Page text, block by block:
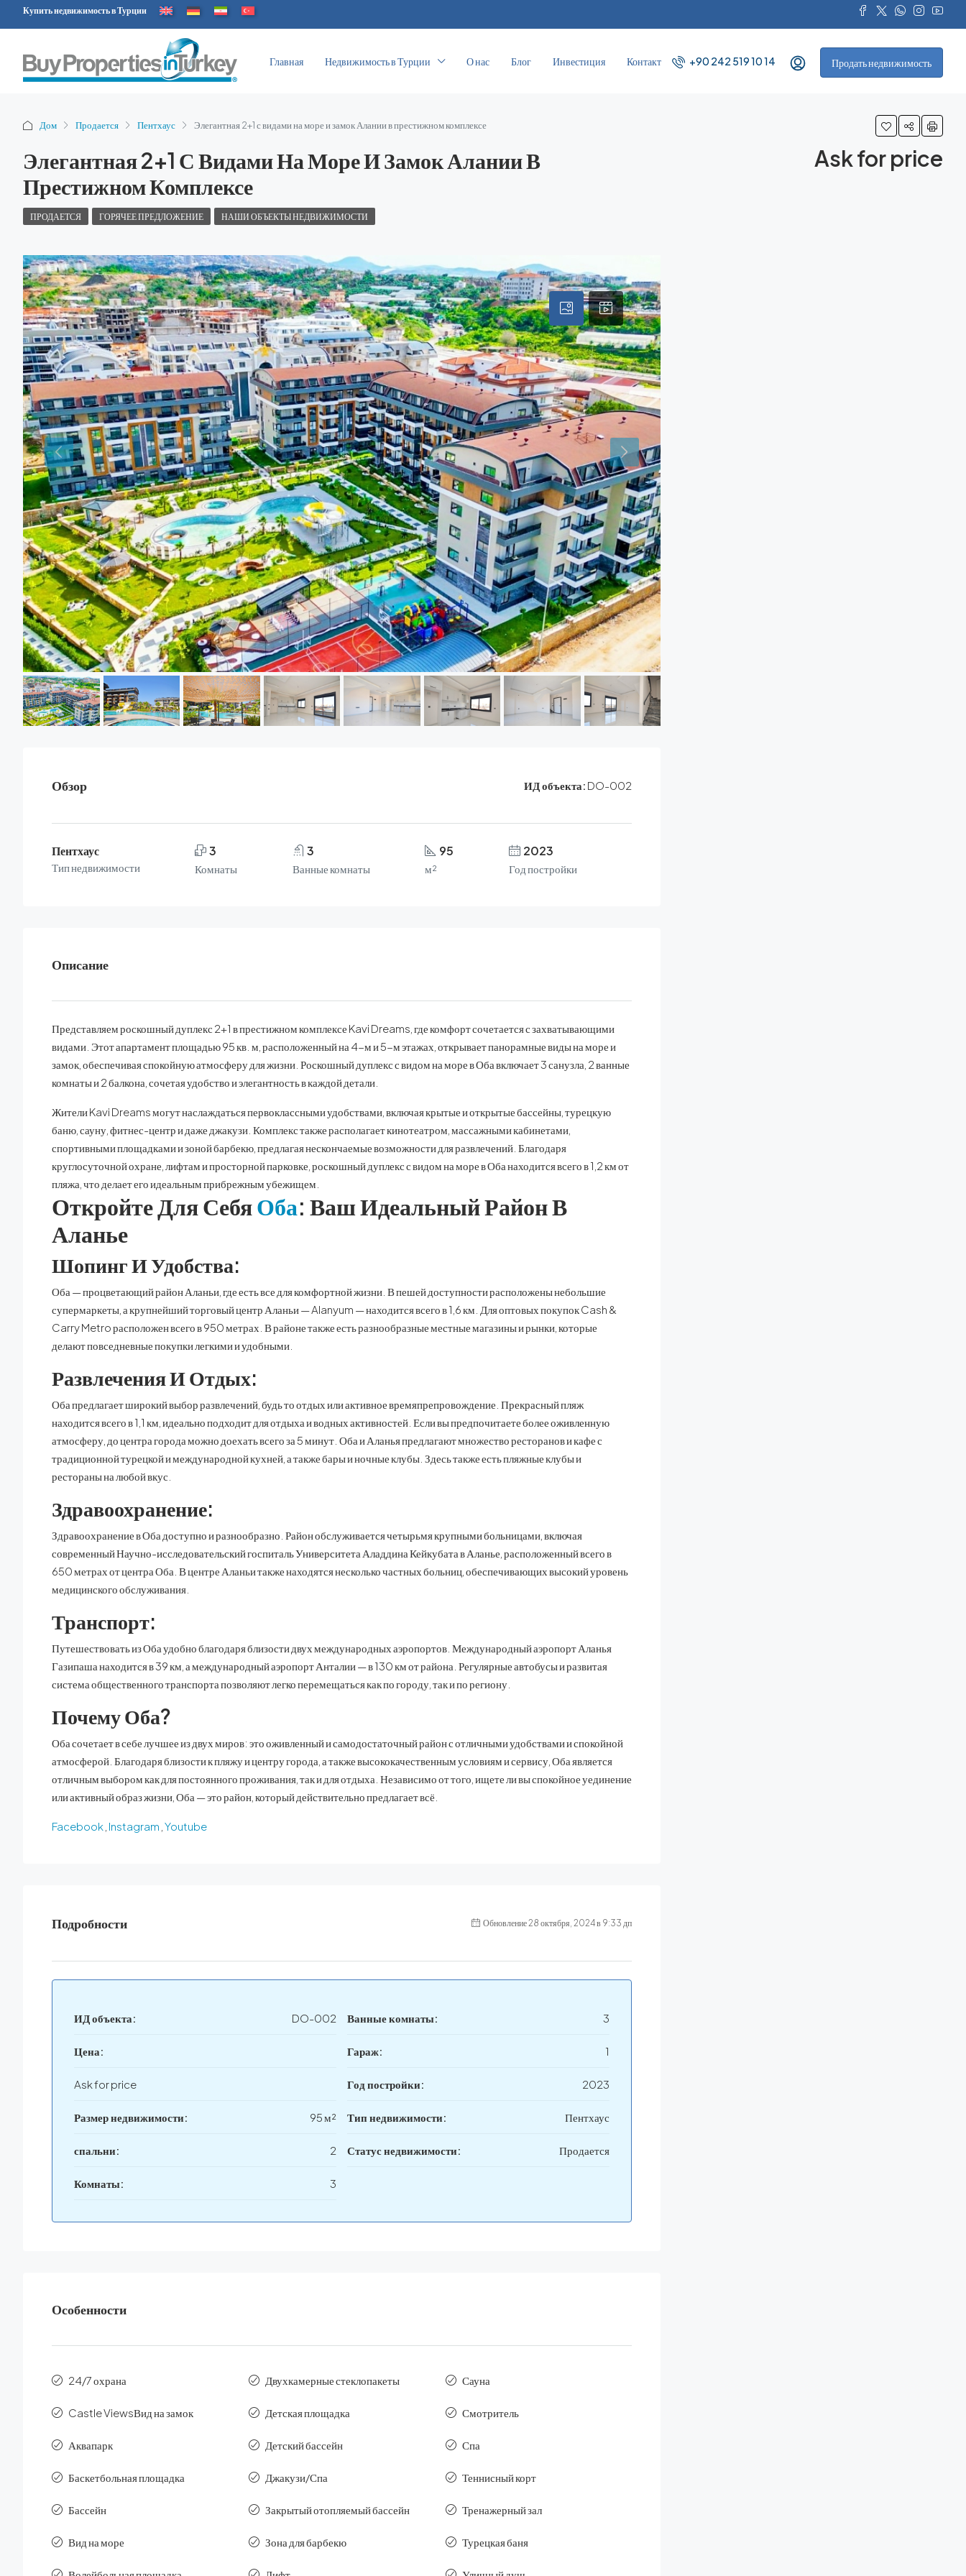
Купить недвижимость в Турции
Главная Недвижимость в Турции О нас Блог Инвестиция Контакт +90 242 519 10 14 Продать недвижимость
Дом Продается Пентхаус Элегантная 2+1 с видами на море и замок Алании в престижном комплексе
Элегантная 2+1 С Видами На Море И Замок Алании В
Престижном Комплексе
Ask for price
ПРОДАЕТСЯ ГОРЯЧЕЕ ПРЕДЛОЖЕНИЕ НАШИ ОБЪЕКТЫ НЕДВИЖИМОСТИ
Обзор ИД объекта: DO-002
Пентхаус
Тип недвижимости
3
Комнаты
3
Ванные комнаты
95
м²
2023
Год постройки
Описание
Представляем роскошный дуплекс 2+1 в престижном комплексе Kavi Dreams, где комфорт сочетается с захватывающими
видами. Этот апартамент площадью 95 кв. м, расположенный на 4-м и 5-м этажах, открывает панорамные виды на море и
замок, обеспечивая спокойную атмосферу для жизни. Роскошный дуплекс с видом на море в Оба включает 3 санузла, 2 ванные
комнаты и 2 балкона, сочетая удобство и элегантность в каждой детали.
Жители Kavi Dreams могут наслаждаться первоклассными удобствами, включая крытые и открытые бассейны, турецкую
баню, сауну, фитнес-центр и даже джакузи. Комплекс также располагает кинотеатром, массажными кабинетами,
спортивными площадками и зоной барбекю, предлагая нескончаемые возможности для развлечений. Благодаря
круглосуточной охране, лифтам и просторной парковке, роскошный дуплекс с видом на море в Оба находится всего в 1,2 км от
пляжа, что делает его идеальным прибрежным убежищем.
Откройте Для СебяОба: Ваш Идеальный Район В
Аланье
Шопинг И Удобства:
Оба — процветающий район Аланьи, где есть все для комфортной жизни. В пешей доступности расположены небольшие
супермаркеты, а крупнейший торговый центр Аланьи — Alanyum — находится всего в 1,6 км. Для оптовых покупок Cash &
Carry Metro расположен всего в 950 метрах. В районе также есть разнообразные местные магазины и рынки, которые
делают повседневные покупки легкими и удобными.
Развлечения И Отдых:
Оба предлагает широкий выбор развлечений, будь то отдых или активное времяпрепровождение. Прекрасный пляж
находится всего в 1,1 км, идеально подходит для отдыха и водных активностей. Если вы предпочитаете более оживленную
атмосферу, до центра города можно доехать всего за 5 минут. Оба и Аланья предлагают множество ресторанов и кафе с
традиционной турецкой и международной кухней, а также бары и ночные клубы. Здесь также есть пляжные клубы и
рестораны на любой вкус.
Здравоохранение:
Здравоохранение в Оба доступно и разнообразно. Район обслуживается четырьмя крупными больницами, включая
современный Научно-исследовательский госпиталь Университета Аладдина Кейкубата в Аланье, расположенный всего в
650 метрах от центра Оба. В центре Аланьи также находятся несколько частных больниц, обеспечивающих высокий уровень
медицинского обслуживания.
Транспорт:
Путешествовать из Оба удобно благодаря близости двух международных аэропортов. Международный аэропорт Аланья
Газипаша находится в 39 км, а международный аэропорт Анталии — в 130 км от района. Регулярные автобусы и развитая
система общественного транспорта позволяют легко перемещаться как по городу, так и по региону.
Почему Оба?
Оба сочетает в себе лучшее из двух миров: это оживленный и самодостаточный район с отличными удобствами и спокойной
атмосферой. Благодаря близости к пляжу и центру города, а также высококачественным условиям и сервису, Оба является
отличным выбором как для постоянного проживания, так и для отдыха. Независимо от того, ищете ли вы спокойное уединение
или активный образ жизни, Оба — это район, который действительно предлагает всё.
Facebook Instagram Youtube
Подробности Обновление 28 октября, 2024 в 9:33 дп
ИД объекта: DO-002
Цена:
Ask for price
Размер недвижимости: 95 м²
спальни: 2
Комнаты: 3
Ванные комнаты: 3
Гараж: 1
Год постройки: 2023
Тип недвижимости: Пентхаус
Статус недвижимости: Продается
Особенности
24/7 охрана
Castle ViewsВид на замок
Аквапарк
Баскетбольная площадка
Бассейн
Вид на море
Двухкамерные стеклопакеты
Детская площадка
Детский бассейн
Джакузи/Спа
Закрытый отопляемый бассейн
Зона для барбекю
Сауна
Смотритель
Спа
Теннисный корт
Тренажерный зал
Турецкая баня